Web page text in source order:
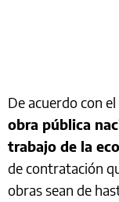
De acuerdo con
obra pública
trabajo de la
de contratación
obras sean de